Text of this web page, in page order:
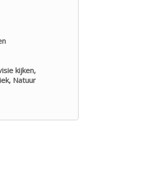
kijken,
Natuur